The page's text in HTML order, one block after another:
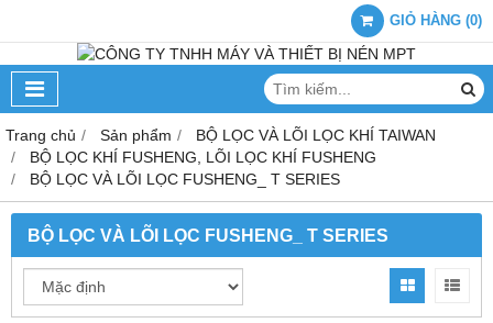
GIỎ HÀNG (0)
Trang chủ Sản phẩm
BỘ LỌC VÀ LÕI LỌC KHÍ TAIWAN
BỘ LỌC KHÍ FUSHENG, LÕI LỌC KHÍ FUSHENG
BỘ LỌC VÀ LÕI LỌC FUSHENG_ T SERIES
BỘ LỌC VÀ LÕI LỌC FUSHENG_ T SERIES